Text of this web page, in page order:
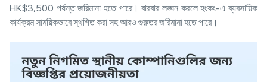
HK$3,500 পর্যন্ত জরিমানা হতে পারে। বারবার লঙ্ঘন করলে হংকং-এ ব্যবসায়িক
কার্যক্রম সাময়িকভাবে স্থগিত করা সহ আরও গুরুতর জরিমানা হতে পারে।